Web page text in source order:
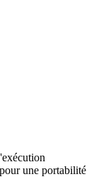
une portabilité